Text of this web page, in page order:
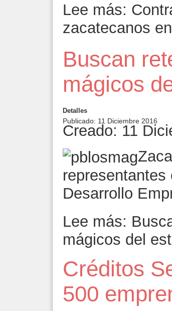
Lee más:
zacatecanos
Buscan
mágicos
Detalles
Publicado: 11 Diciembre 2016
Creado: 11
Desarrollo
Lee más:
mágicos del
Créditos
500